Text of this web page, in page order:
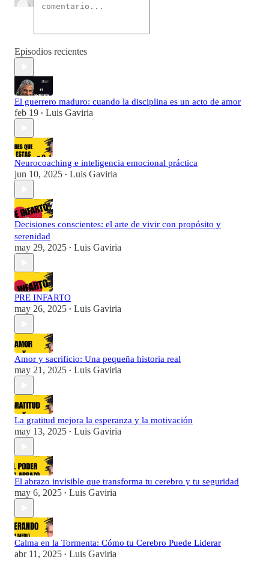
Episodios recientes
El guerrero maduro: cuando la disciplina es un acto de amor
feb 19 • Luis Gaviria
Neurocoaching e inteligencia emocional práctica
jun 10, 2025 • Luis Gaviria
Decisiones conscientes: el arte de vivir con propósito y
serenidad
may 29, 2025 • Luis Gaviria
PRE INFARTO
may 26, 2025 • Luis Gaviria
Amor y sacrificio: Una pequeña historia real
may 21, 2025 • Luis Gaviria
La gratitud mejora la esperanza y la motivación
may 13, 2025 • Luis Gaviria
El abrazo invisible que transforma tu cerebro y tu seguridad
may 6, 2025 • Luis Gaviria
Calma en la Tormenta: Cómo tu Cerebro Puede Liderar
abr 11, 2025 • Luis Gaviria